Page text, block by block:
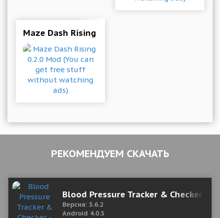
Maze Dash Rising 0.2.0 Mod (You can get
РЕКОМЕНДУЕМ СКАЧАТЬ
Blood Pressure Tracker & Checker -
Версия: 3.6.2
Android 4.0.3